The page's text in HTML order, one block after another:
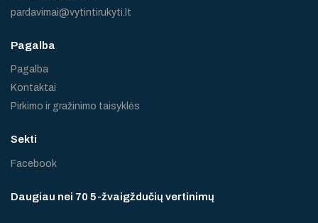
pardavimai@vytintirukyti.lt
Pagalba
Pagalba
Kontaktai
Pirkimo ir gražinimo taisyklės
Sekti
Facebook
Daugiau nei 70 5-žvaigždučių vertinimų